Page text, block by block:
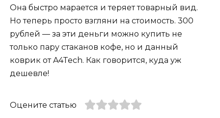
Она быстро марается и теряет товарный вид.
Но теперь просто взгляни на стоимость. 300
рублей — за эти деньги можно купить не
только пару стаканов кофе, но и данный
коврик от A4Tech. Как говорится, куда уж
дешевле!
Оцените статью